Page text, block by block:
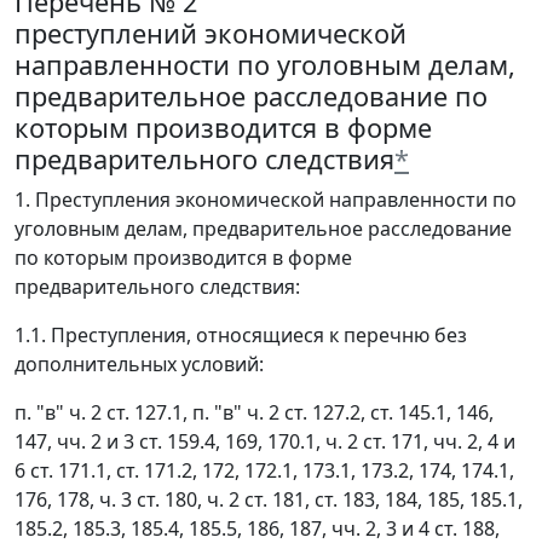
преступлений экономической
направленности по уголовным делам,
предварительное расследование по
которым производится в форме
предварительного следствия*
1. Преступления экономической направленности по
уголовным делам, предварительное расследование
по которым производится в форме
предварительного следствия:
1.1. Преступления, относящиеся к перечню без
дополнительных условий:
п. "в" ч. 2 ст. 127.1, п. "в" ч. 2 ст. 127.2, ст. 145.1, 146,
147, чч. 2 и 3 ст. 159.4, 169, 170.1, ч. 2 ст. 171, чч. 2, 4 и
6 ст. 171.1, ст. 171.2, 172, 172.1, 173.1, 173.2, 174, 174.1,
176, 178, ч. 3 ст. 180, ч. 2 ст. 181, ст. 183, 184, 185, 185.1,
185.2, 185.3, 185.4, 185.5, 186, 187, чч. 2, 3 и 4 ст. 188,